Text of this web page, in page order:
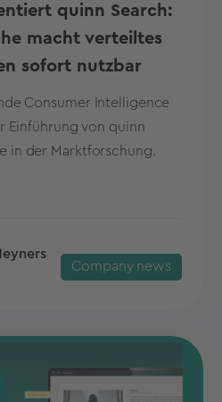
quinn Search:
macht verteiltes
sofort nutzbar
Consumer Intelligence
Einführung von quinn
in der Marktforschung.
Company news